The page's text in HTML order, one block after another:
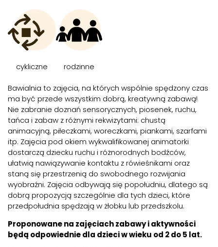
cykliczne rodzinne
Bawialnia to zajęcia, na których wspólnie spędzony czas
ma być przede wszystkim dobrą, kreatywną zabawą!
Nie zabranie doznań sensorycznych, piosenek, ruchu,
tańca i zabaw z różnymi rekwizytami: chustą
animacyjną, piłeczkami, woreczkami, piankami, szarfami
itp. Zajęcia pod okiem wykwalifikowanej animatorki
dostarczą dziecku ruchu i różnorodnych bodźców,
ułatwią nawiązywanie kontaktu z rówieśnikami oraz
staną się przestrzenią do swobodnego rozwijania
wyobraźni. Zajęcia odbywają się popołudniu, dlatego są
dobrą propozycją szczególnie dla tych dzieci, które
przedpołudnia spędzają w żłobku lub przedszkolu.
Proponowane na zajęciach zabawy i aktywności
będą odpowiednie dla dzieci w wieku od 2 do 5 lat.